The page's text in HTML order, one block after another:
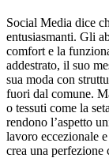
Social Media dice
entusiasmanti. Gli
comfort e la
addestrato, il suo
sua moda con
fuori dal comune.
o tessuti come la
rendono l’aspetto
lavoro eccezionale
crea una perfezione